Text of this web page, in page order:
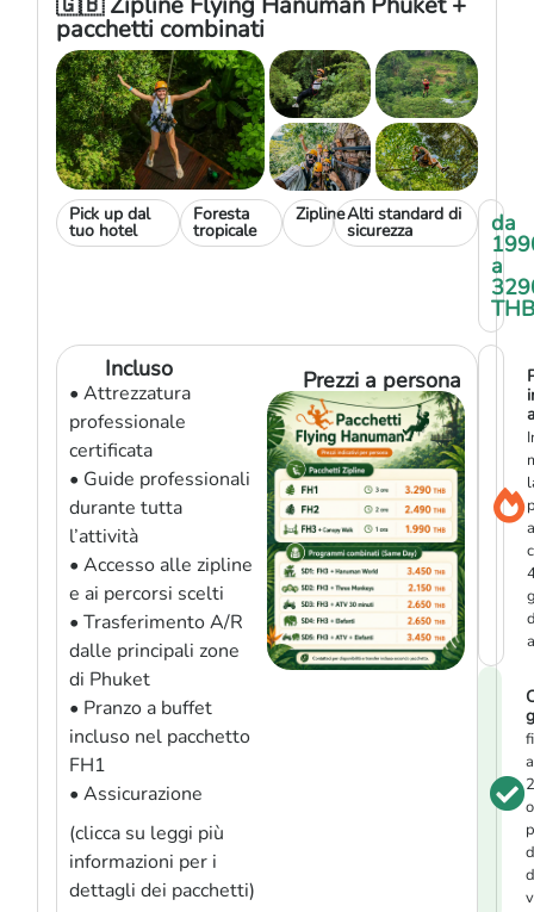
pacchetti combinati
Pick up dal
tuo hotel
Foresta
tropicale
ZiplineAlti standard di
sicurezza da
a
THB
Incluso
• Attrezzatura
professionale
certificata
• Guide professionali
durante tutta
l’attività
• Accesso alle zipline
e ai percorsi scelti
• Trasferimento A/R
dalle principali zone
di Phuket
• Pranzo a buffet
incluso nel pacchetto
FH1
• Assicurazione
(clicca su leggi più
informazioni per i
dettagli dei pacchetti)
Prezzi a persona
a